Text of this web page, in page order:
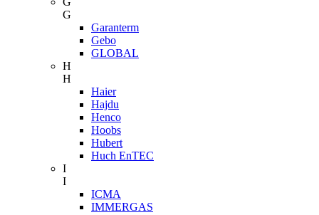
G
Garanterm
Gebo
GLOBAL
H
H
Haier
Hajdu
Henco
Hoobs
Hubert
Huch EnTEC
I
I
ICMA
IMMERGAS